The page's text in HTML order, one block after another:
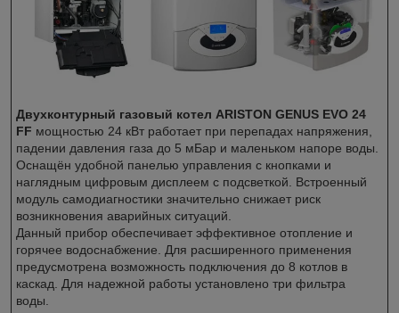
Двухконтурный газовый котел ARISTON GENUS EVO 24
FF мощностью 24 кВт работает при перепадах напряжения,
падении давления газа до 5 мБар и маленьком напоре воды.
Оснащён удобной панелью управления с кнопками и
наглядным цифровым дисплеем с подсветкой. Встроенный
модуль самодиагностики значительно снижает риск
возникновения аварийных ситуаций.
Данный прибор обеспечивает эффективное отопление и
горячее водоснабжение. Для расширенного применения
предусмотрена возможность подключения до 8 котлов в
каскад. Для надежной работы установлено три фильтра
воды.